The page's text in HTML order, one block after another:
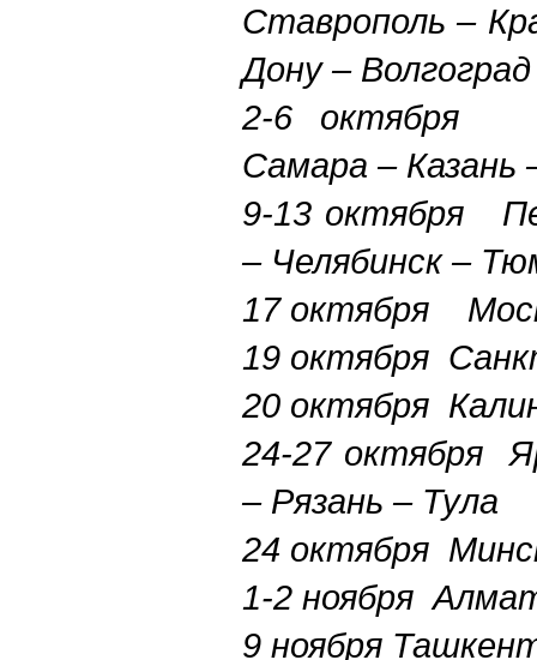
Ставрополь –
Дону – Волгоград
2-6 октября
Самара – Казань
9-13 октября
– Челябинск –
17 октября
19 октября
20 октября
24-27 октября
– Рязань – Тула
24 октября
1-2 ноября
9 ноября